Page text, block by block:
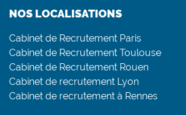
NOS LOCALISATIONS
Cabinet de Recrutement Paris
Cabinet de Recrutement Toulouse
Cabinet de Recrutement Rouen
Cabinet de recrutement Lyon
Cabinet de recrutement à Rennes